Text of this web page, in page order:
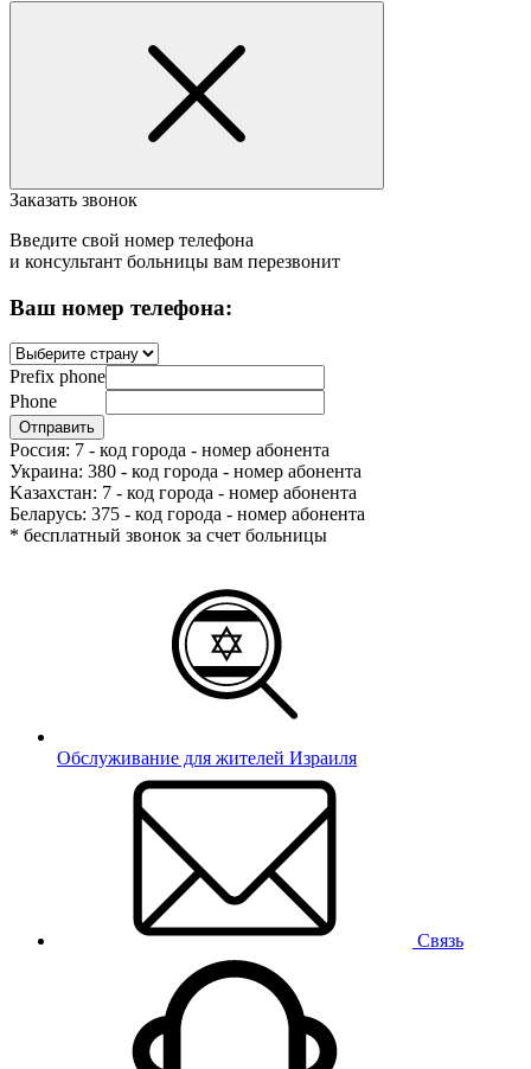
Заказать звонок
Введите свой номер телефона
и консультант больницы вам перезвонит
Ваш номер телефона:
Prefix phone
Phone
Россия: 7 - код города - номер абонента
Украина: 380 - код города - номер абонента
Kазахстан: 7 - код города - номер абонента
Беларусь: 375 - код города - номер абонента
* бесплатный звонок за счет больницы
Обслуживание для жителей Израиля
Связь